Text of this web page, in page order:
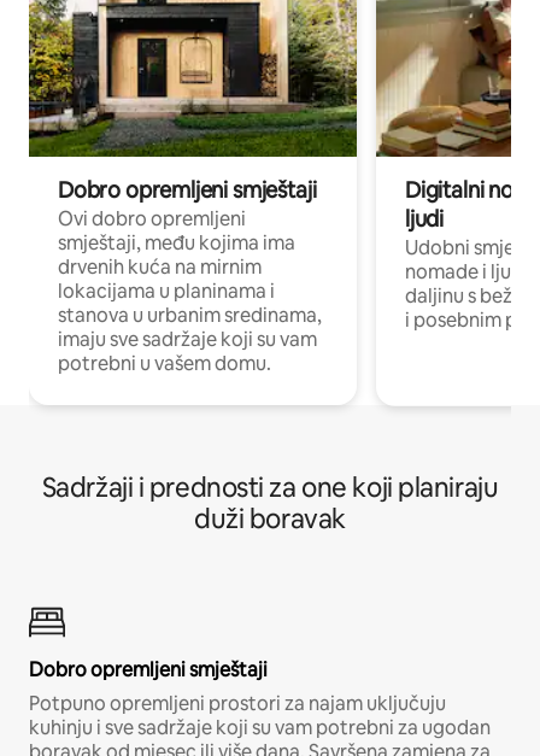
Dobro opremljeni smještaji
Ovi dobro opremljeni
smještaji, među kojima ima
drvenih kuća na mirnim
lokacijama u planinama i
stanova u urbanim sredinama,
imaju sve sadržaje koji su vam
potrebni u vašem domu.
Digitalni
ljudi
Udobni
nomade i ljude
daljinu s
i posebnim
Sadržaji i prednosti za one koji planiraju
duži boravak
Dobro opremljeni smještaji
Potpuno opremljeni prostori za najam uključuju
kuhinju i sve sadržaje koji su vam potrebni za ugodan